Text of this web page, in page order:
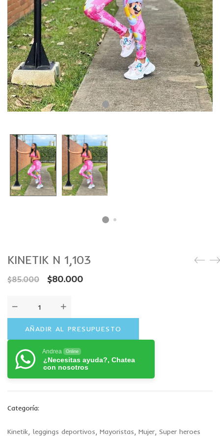
PLUS SIZE
KINETIK N 1,103
$85.000 $80.000
AÑADIR AL PRESUPUESTO
Andrea Online
¿Necesitas ayuda?, Chatea
con nosotros
Categoría:
Kinetik, leggings deportivos, Mayoristas, Mujer, Super heroes